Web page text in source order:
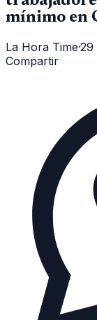
mínimo en
La Hora Time·29
Compartir